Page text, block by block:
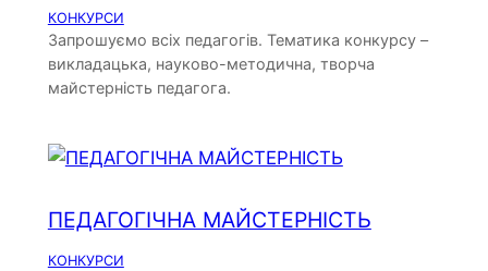
КОНКУРСИ
Запрошуємо всіх педагогів. Тематика конкурсу –
викладацька, науково-методична, творча
майстерність педагога.
ПЕДАГОГІЧНА МАЙСТЕРНІСТЬ
КОНКУРСИ